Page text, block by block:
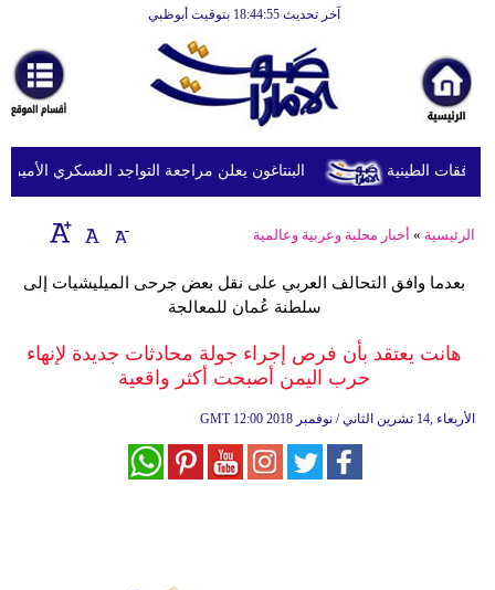
آخر تحديث 18:44:55 بتوقيت أبوظبي
أخبارعاجلة
رياضة
ثقافة
إقتصاد
وموسيقى
أزياء
البنتاغون يعلن مراجعة التواجد العسكري الأميركي
الرئيسية » أخبار محلية وعربية وعالمية
بعدما وافق التحالف العربي على نقل بعض جرحى الميليشيات إلى
سلطنة عُمان للمعالجة
هانت يعتقد بأن فرص إجراء جولة محادثات جديدة لإنهاء
حرب اليمن أصبحت أكثر واقعية
GMT 12:00 2018 الأربعاء ,14 تشرين الثاني / نوفمبر